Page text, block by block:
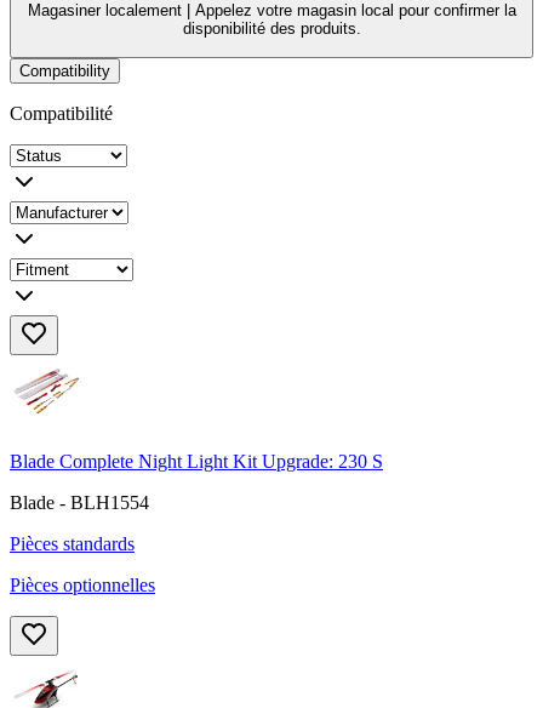
Magasiner localement |
Appelez votre magasin local pour confirmer la
disponibilité des produits.
Compatibility
Compatibilité
Blade Complete Night Light Kit Upgrade: 230 S
Blade - BLH1554
Pièces standards
Pièces optionnelles